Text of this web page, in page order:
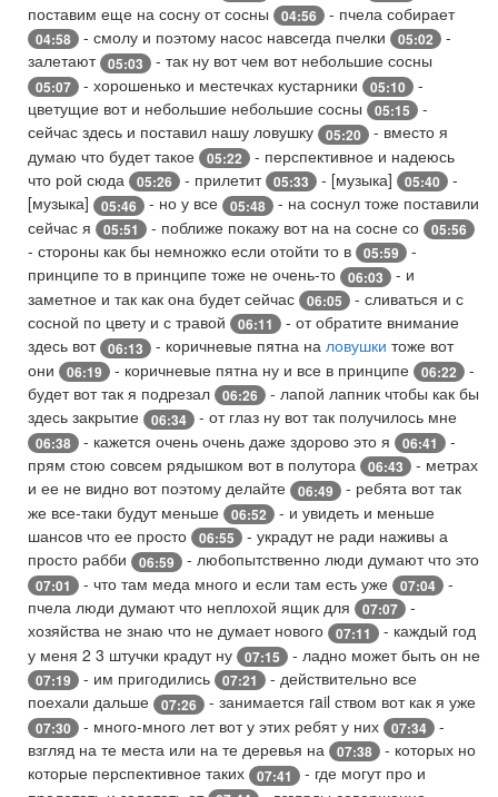
поставим еще на сосну от сосны
04:56 - пчела собирает
04:58 - смолу и поэтому насос навсегда пчелки 05:02
-
залетают 05:03 - так ну вот чем вот небольшие сосны
05:07 - хорошенько и местечках кустарники 05:10
-
цветущие вот и небольшие небольшие сосны
05:15
-
сейчас здесь и поставил нашу ловушку
05:20
- вместо я
думаю что будет такое
05:22
- перспективное и надеюсь
что рой сюда
05:26 - прилетит 05:33 - [музыка] 05:40
-
[музыка]
05:46 - но у все 05:48
- на соснул тоже поставили
сейчас я
05:51 - поближе покажу вот на на сосне со 05:56
- стороны как бы немножко если отойти то в 05:59
-
принципе то в принципе тоже не очень-то
06:03
- и
заметное и так как она будет сейчас
06:05
- сливаться и с
сосной по цвету и с травой
06:11
- от обратите внимание
здесь вот 06:13 - коричневые пятна на ловушки тоже вот
они
06:19 - коричневые пятна ну и все в принципе 06:22
-
будет вот так я подрезал
06:26
- лапой лапник чтобы как бы
здесь закрытие
06:34 - от глаз ну вот так получилось мне
06:38 - кажется очень очень даже здорово это я 06:41
-
прям стою совсем рядышком вот в полутора
06:43
- метрах
и ее не видно вот поэтому делайте
06:49
- ребята вот так
же все-таки будут меньше
06:52
- и увидеть и меньше
шансов что ее просто
06:55
- украдут не ради наживы а
просто рабби
06:59 - любопытственно люди думают что это
07:01 - что там меда много и если там есть уже 07:04
-
пчела люди думают что неплохой ящик для
07:07
-
хозяйства не знаю что не думает нового
07:11
- каждый год
у меня 2 3 штучки крадут ну
07:15 - ладно может быть он не
07:19 - им пригодились 07:21
- действительно все
поехали дальше
07:26 - занимается rail ством вот как я уже
07:30 - много-много лет вот у этих ребят у них 07:34
-
взгляд на те места или на те деревья на
07:38
- которых но
которые перспективное таких
07:41
- где могут про и